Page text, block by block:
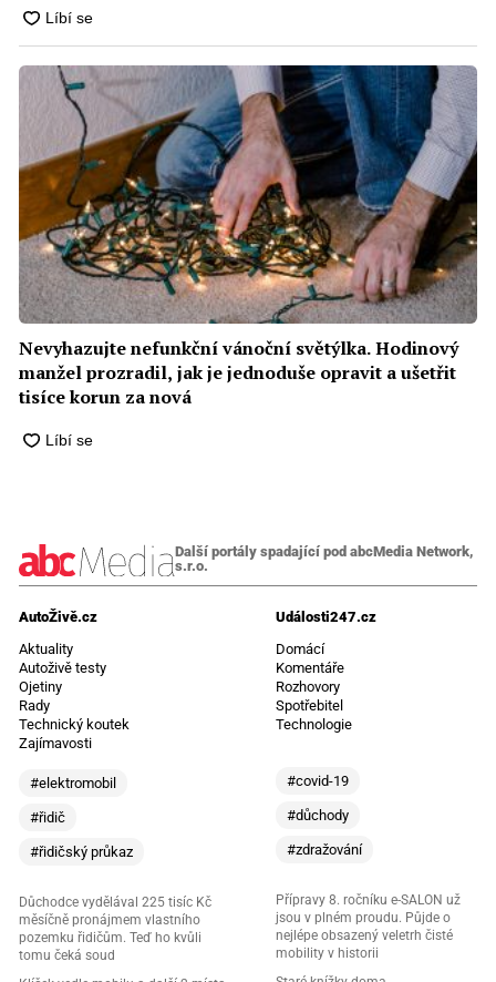
Nevyhazujte nefunkční vánoční světýlka. Hodinový
manžel prozradil, jak je jednoduše opravit a ušetřit
tisíce korun za nová
Další portály spadající pod abcMedia Network,
s.r.o.
AutoŽivě.cz
Aktuality
Autoživě testy
Ojetiny
Rady
Technický koutek
Zajímavosti
#elektromobil
#řidič
#řidičský průkaz
Důchodce vydělával 225 tisíc Kč
měsíčně pronájmem vlastního
pozemku řidičům. Teď ho kvůli
tomu čeká soud
Události247.cz
Domácí
Komentáře
Rozhovory
Spotřebitel
Technologie
#covid-19
#důchody
#zdražování
Přípravy 8. ročníku e-SALON už
jsou v plném proudu. Půjde o
nejlépe obsazený veletrh čisté
mobility v historii